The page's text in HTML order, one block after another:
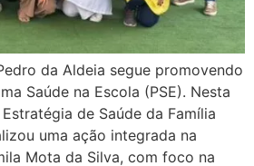
da Aldeia segue promovendo
Saúde na Escola (PSE). Nesta
de Saúde da Família
uma ação integrada na
Mota da Silva, com foco na